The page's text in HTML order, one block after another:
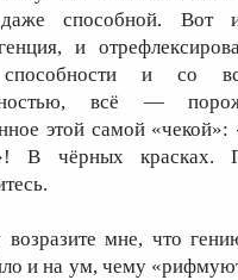
способной. Вот и
и
и со
всё —
этой самой
В чёрных красках.
возразите мне, что
и на ум, чему